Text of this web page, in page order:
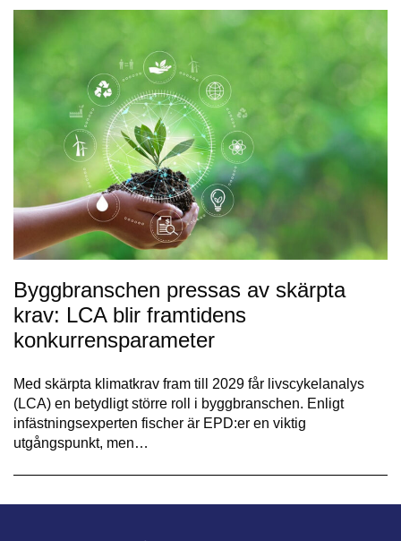
Byggbranschen pressas av skärpta
krav: LCA blir framtidens
konkurrensparameter
Med skärpta klimatkrav fram till 2029 får livscykelanalys
(LCA) en betydligt större roll i byggbranschen. Enligt
infästningsexperten fischer är EPD:er en viktig
utgångspunkt, men…